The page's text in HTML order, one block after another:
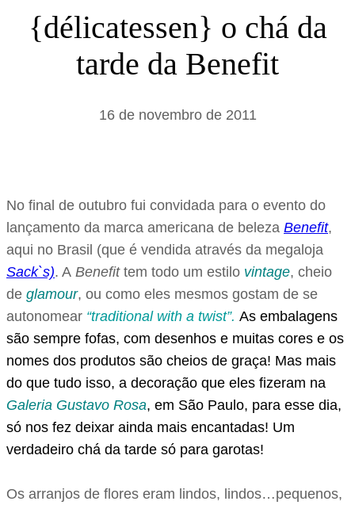
a
{délicatessen} o chá da
tarde da Benefit
16 de novembro de 2011
No final de outubro fui convidada para o evento do
lançamento da marca americana de beleza Benefit,
aqui no Brasil (que é vendida através da megaloja
Sack`s). A Benefittem todo um estilo vintage, cheio
de glamour, ou como eles mesmos gostam de se
autonomear “traditional with a twist”. As embalagens
são sempre fofas, com desenhos e muitas cores e os
nomes dos produtos são cheios de graça! Mas mais
do que tudo isso, a decoração que eles fizeram na
Galeria Gustavo Rosa, em São Paulo, para esse dia,
só nos fez deixar ainda mais encantadas! Um
verdadeiro chá da tarde só para garotas!
Os arranjos de flores eram lindos, lindos…pequenos,